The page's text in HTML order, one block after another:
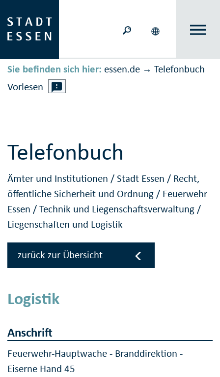
Sie befinden sich hier: essen.de → Telefonbuch
Vorlesen
Telefonbuch
Ämter und Institutionen /Stadt Essen / Recht,
öffentliche Sicherheit und Ordnung / Feuerwehr
Essen /Technik und Liegenschaftsverwaltung /
Liegenschaften und Logistik
zurück zur Übersicht
Logistik
Anschrift
Feuerwehr-Hauptwache - Branddirektion -
Eiserne Hand 45